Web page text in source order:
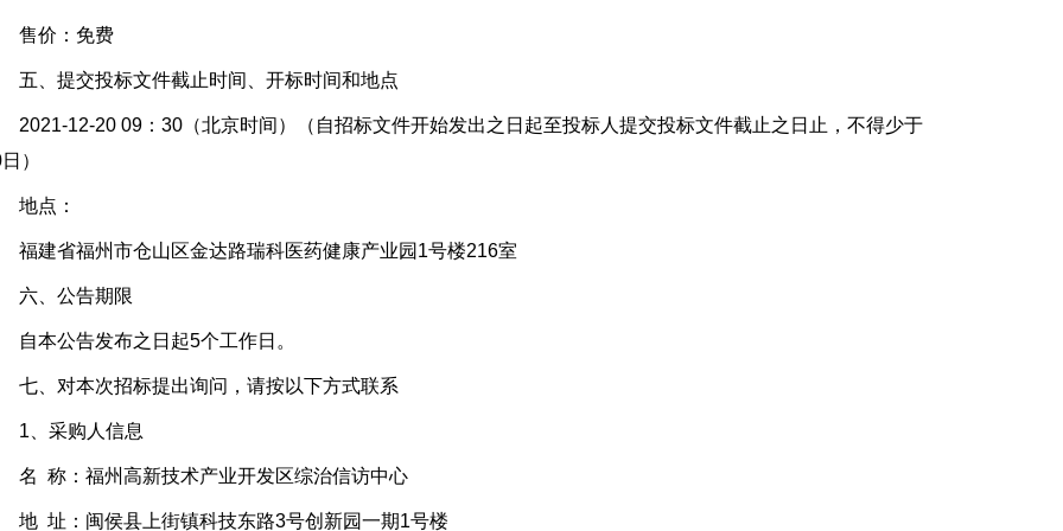
价：免费
提交投标文件截止时间、开标时间和地点
12-20 09：30（北京时间）（自招标文件开始发出之日起至投标人提交投标文件截止之日止，不得少于
）
点：
省福州市仓山区金达路瑞科医药健康产业园1号楼216室
、公告期限
公告发布之日起5个工作日。
对本次招标提出询问，请按以下方式联系
采购人信息
称：福州高新技术产业开发区综治信访中心
址：闽侯县上街镇科技东路3号创新园一期1号楼